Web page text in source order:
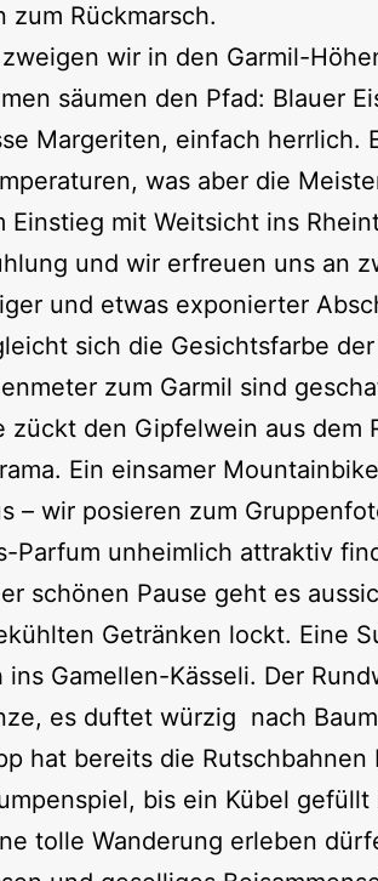
zum Rückmarsch.
wir in den Garmil-
säumen den Pfad: Blauer
Margeriten, einfach herrlich.
was aber die
Einstieg mit Weitsicht ins
und wir erfreuen uns an
und etwas exponierter
sich die Gesichtsfarbe
zum Garmil sind
zückt den Gipfelwein aus dem
Ein einsamer
– wir posieren zum
Parfum unheimlich attraktiv
schönen Pause geht es
Getränken lockt. Eine
ins Gamellen-Kässeli. Der
es duftet würzig nach
hat bereits die
bis ein Kübel
tolle Wanderung erleben